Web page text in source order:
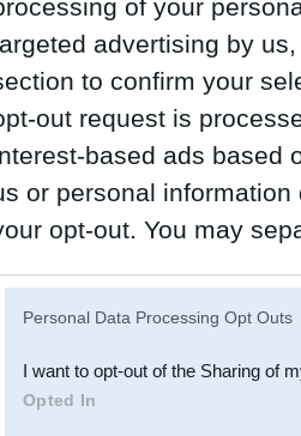
of your
advertising by
to confirm your
out request is
based ads based
or personal
opt-out. You may
Downstream Participants
third parties.
Personal Data Processing Opt Outs
I want to opt-out of the Sharing of
Opted In